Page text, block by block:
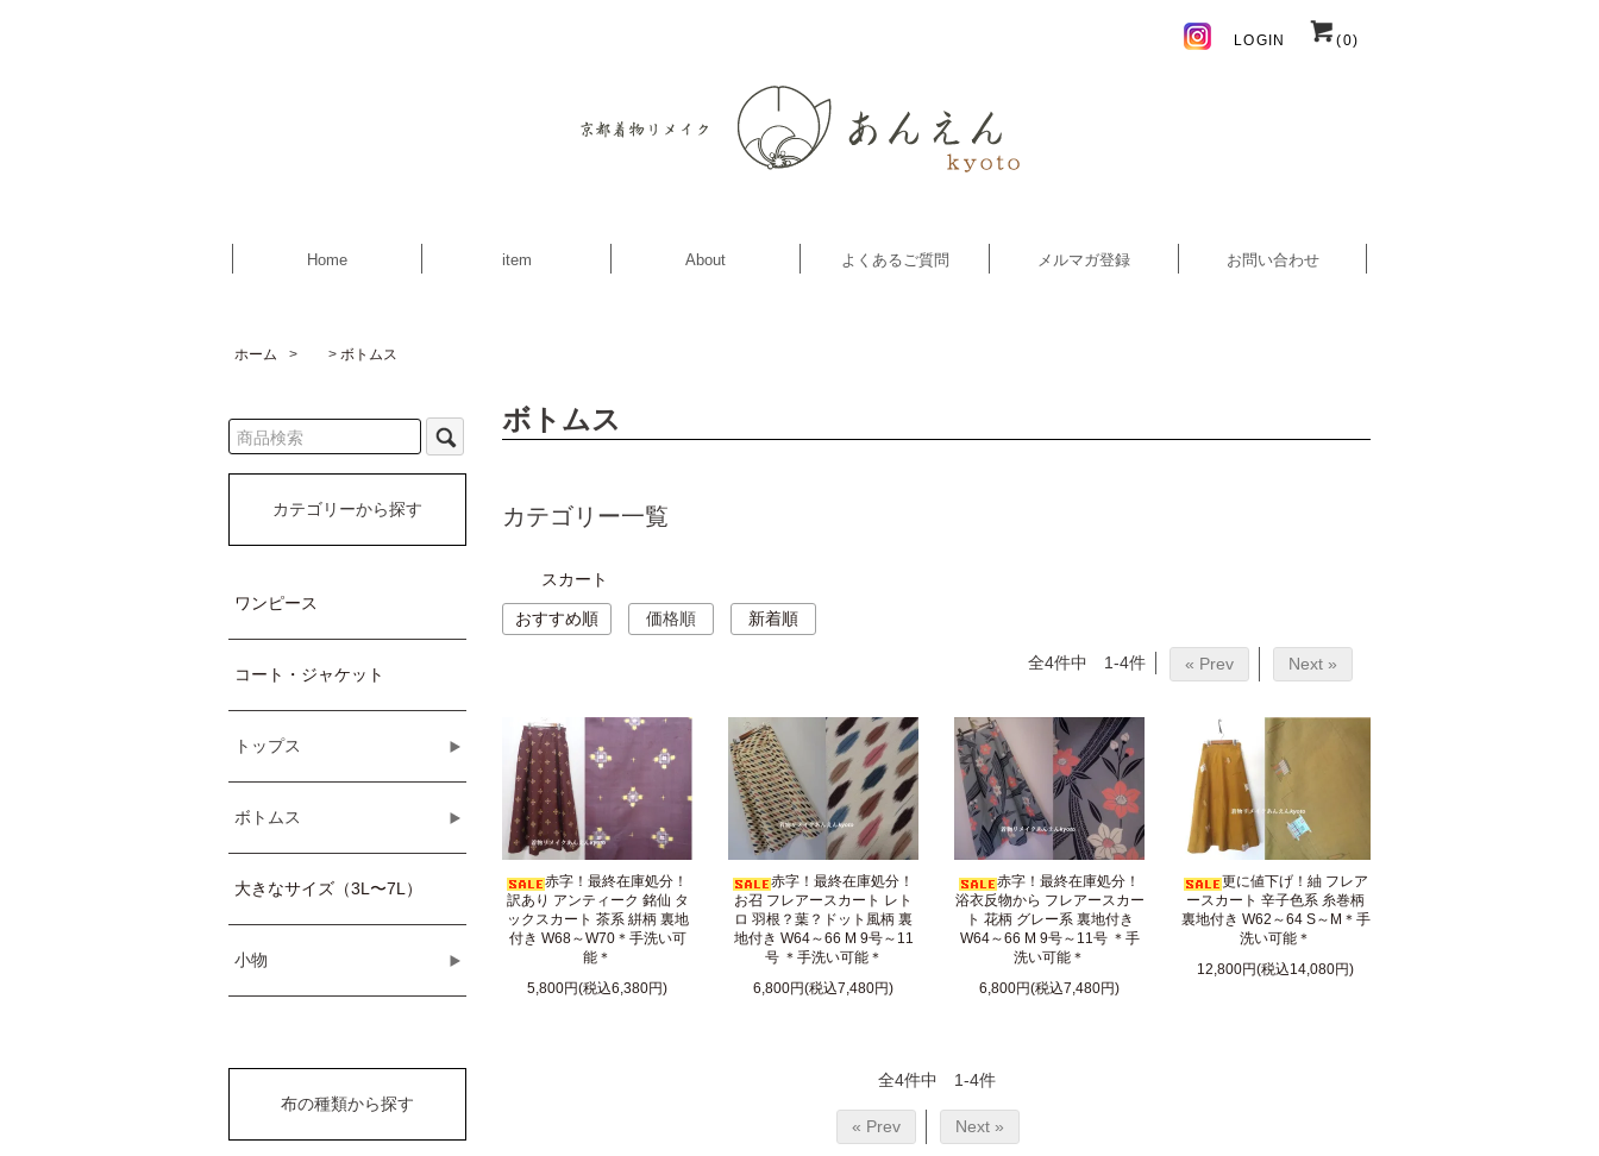
LOGIN (0)
Home item About よくあるご質問 メルマガ登録 お問い合わせ
ホーム > ボトムス
ボトムス
カテゴリー一覧
スカート
おすすめ順 価格順 新着順
全4件中 1-4件 « Prev Next »
赤字！最終在庫処分！
訳あり アンティーク 銘仙 タ
ックスカート 茶系 絣柄 裏地
付き W68～W70＊手洗い可
能＊
5,800円(税込6,380円)
赤字！最終在庫処分！
お召 フレアースカート レト
ロ 羽根？葉？ドット風柄 裏
地付き W64～66 M 9号～11
号 ＊手洗い可能＊
6,800円(税込7,480円)
赤字！最終在庫処分！
浴衣反物から フレアースカー
ト 花柄 グレー系 裏地付き
W64～66 M 9号～11号 ＊手
洗い可能＊
6,800円(税込7,480円)
更に値下げ！紬 フレア
ースカート 辛子色系 糸巻柄
裏地付き W62～64 S～M＊手
洗い可能＊
12,800円(税込14,080円)
全4件中 1-4件
« Prev Next »
カテゴリーから探す
ワンピース
コート・ジャケット
トップス
ボトムス
大きなサイズ（3L〜7L）
小物
布の種類から探す